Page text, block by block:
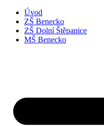
Úvod
ZŠ Benecko
ZŠ Dolní Štěpanice
MŠ Benecko